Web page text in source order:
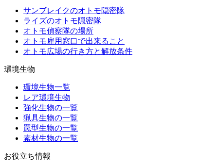
サンブレイクのオトモ隠密隊
ライズのオトモ隠密隊
オトモ偵察隊の場所
オトモ雇用窓口で出来ること
オトモ広場の行き方と解放条件
環境生物
環境生物一覧
レア環境生物
強化生物の一覧
猟具生物の一覧
罠型生物の一覧
素材生物の一覧
お役立ち情報